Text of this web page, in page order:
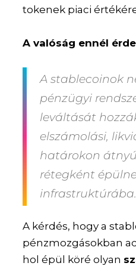
tokenek piaci
A valóság ennél
A stablecoinok
pénzügyi
leváltását
elszámolási,
határokon
rétegként
infrastruktúrába.
A kérdés, hogy a
pénzmozgásokban
hol épül köré olyan